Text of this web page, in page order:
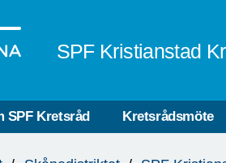
SPF Kristianstad
SPF Kretsråd Kretsrådsmöte